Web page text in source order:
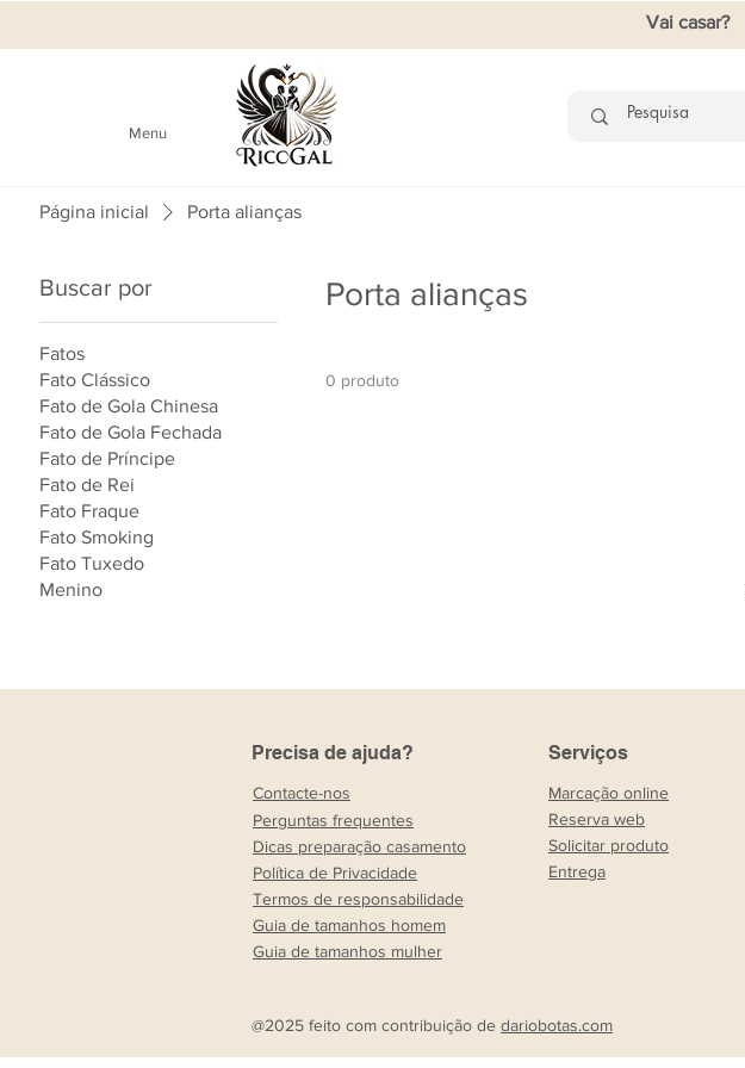
Vai casar?
Menu
Página inicial Porta alianças
Buscar por
Fatos
Fato Clássico
Fato de Gola Chinesa
Fato de Gola Fechada
Fato de Príncipe
Fato de Rei
Fato Fraque
Fato Smoking
Fato Tuxedo
Menino
Porta alianças
0 produto
Precisa de ajuda?
Contacte-nos
Perguntas frequentes
Dicas preparação casamento
Política de Privacidade
Termos de responsabilidade
Guia de tamanhos homem
Guia de tamanhos mulher
Serviços
Marcação online
Reserva web
Solicitar produto
Entrega
@2025 feito com contribuição de dariobotas.com